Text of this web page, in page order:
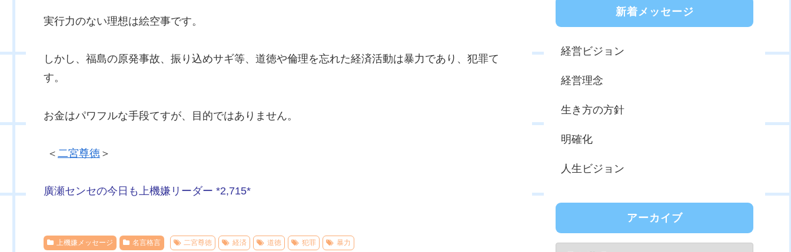
実行力のない理想は絵空事です。
しかし、福島の原発事故、振り込めサギ等、道徳や倫理を忘れた経済活動は暴力であり、犯罪て
す。
お金はパワフルな手段てすが、目的ではありません。
＜ 二宮尊徳 ＞
廣瀬センセの今日も上機嫌リーダー *2,715*
上機嫌メッセージ 名言格言 二宮尊徳 経済 道徳 犯罪 暴力
新着メッセージ
経営ビジョン
経営理念
生き方の方針
明確化
人生ビジョン
アーカイブ